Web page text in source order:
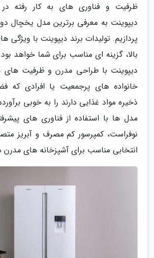
ظرفیت و فناوری های به کار رفته در
دیپوینت به معرفی برترین مدل یخچال
پردازیم. تولیدات برند دیپوینت با ویژگی
بالا، گزینه ای مناسب برای شما خواهد
دیپوینت با طراحی مدرن و ظرفیت های
خانواده های پرجمعیت یا افرادی که
ذخیره مواد غذایی دارند را به خوبی
مدل ها با استفاده از فناوری های
نوفراست، کمپرسور کم مصرف و آبریز
انتخابی مناسب برای آشپزخانه های